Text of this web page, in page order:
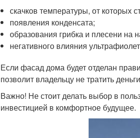
скачков температуры, от которых
появления конденсата;
образования грибка и плесени на
негативного влияния
Если фасад дома будет отделан
позволит владельцу не тратить
Важно! Не стоит делать выбор в
инвестицией в комфортное будущее.